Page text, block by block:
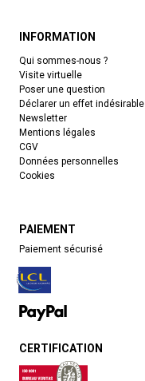
INFORMATION
Qui sommes-nous ?
Visite virtuelle
Poser une question
Déclarer un effet indésirable
Newsletter
Mentions légales
CGV
Données personnelles
Cookies
PAIEMENT
Paiement sécurisé
CERTIFICATION